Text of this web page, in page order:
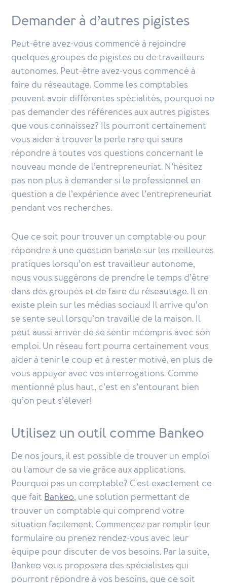
Demander à d’autres pigistes
Peut-être avez-vous commencé à rejoindre
quelques groupes de pigistes ou de travailleurs
autonomes. Peut-être avez-vous commencé à
faire du réseautage. Comme les comptables
peuvent avoir différentes spécialités, pourquoi ne
pas demander des références aux autres pigistes
que vous connaissez? Ils pourront certainement
vous aider à trouver la perle rare qui saura
répondre à toutes vos questions concernant le
nouveau monde de l’entrepreneuriat. N’hésitez
pas non plus à demander si le professionnel en
question a de l’expérience avec l’entrepreneuriat
pendant vos recherches.
Que ce soit pour trouver un comptable ou pour
répondre à une question banale sur les meilleures
pratiques lorsqu’on est travailleur autonome,
nous vous suggérons de prendre le temps d’être
dans des groupes et de faire du réseautage. Il en
existe plein sur les médias sociaux! Il arrive qu’on
se sente seul lorsqu’on travaille de la maison. Il
peut aussi arriver de se sentir incompris avec son
emploi. Un réseau fort pourra certainement vous
aider à tenir le coup et à rester motivé, en plus de
vous appuyer avec vos interrogations. Comme
mentionné plus haut, c’est en s’entourant bien
qu’on peut s’élever!
Utilisez un outil comme Bankeo
De nos jours, il est possible de trouver un emploi
ou l'amour de sa vie grâce aux applications.
Pourquoi pas un comptable? C'est exactement ce
que faitBankeo, une solution permettant de
trouver un comptable qui comprend votre
situation facilement. Commencez par remplir leur
formulaire ou prenez rendez-vous avec leur
équipe pour discuter de vos besoins. Par la suite,
Bankeo vous proposera des spécialistes qui
pourront répondre à vos besoins, que ce soit